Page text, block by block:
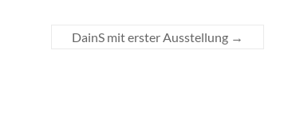
DainS mit erster Ausstellung →